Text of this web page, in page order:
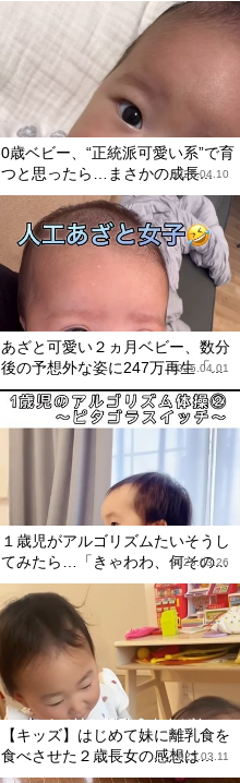
0歳ベビー、“正統派可愛い系”で育
つと思ったら…まさかの成長...
2025.04.10
あざと可愛い２ヵ月ベビー、数分
後の予想外な姿に247万再生「...
2025.04.01
１歳児がアルゴリズムたいそうし
てみたら…「きゃわわ、何その...
2025.03.26
【キッズ】はじめて妹に離乳食を
食べさせた２歳長女の感想は…
2025.03.11